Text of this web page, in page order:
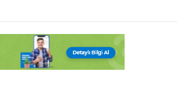
yap
...
Bölmesi
Makale
Ol